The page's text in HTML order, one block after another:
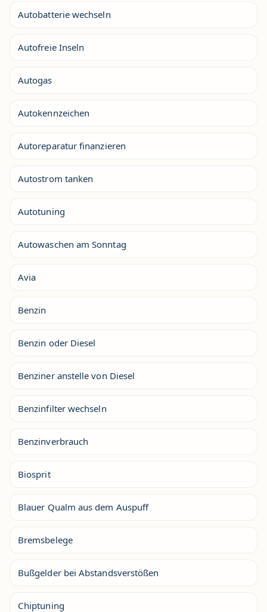
Autobatterie wechseln
Autofreie Inseln
Autogas
Autokennzeichen
Autoreparatur finanzieren
Autostrom tanken
Autotuning
Autowaschen am Sonntag
Avia
Benzin
Benzin oder Diesel
Benziner anstelle von Diesel
Benzinfilter wechseln
Benzinverbrauch
Biosprit
Blauer Qualm aus dem Auspuff
Bremsbelege
Bußgelder bei Abstandsverstößen
Chiptuning